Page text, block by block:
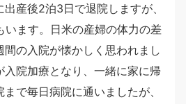
産後2泊3日で退院しますが、
います。日米の産婦の体力の差
間の入院が懐かしく思われまし
入院加療となり、一緒に家に帰
で毎日病院に通いましたが、